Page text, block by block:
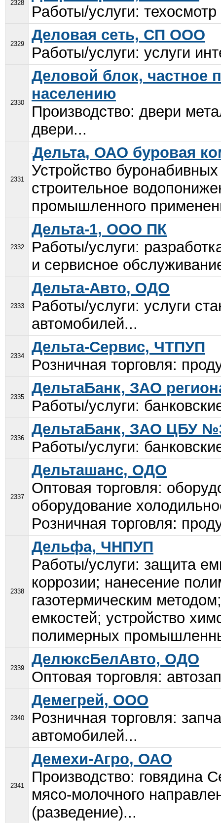
2328
Работы/услуги:
2329
Деловая сеть, СП ООО
Работы/услуги: услуги
2330
Деловой блок, частное
населению
Производство: двери
двери...
2331
Дельта, ОАО буровая
Устройство
строительное
промышленного
2332
Дельта-1, ООО ПК
Работы/услуги:
и сервисное
2333
Дельта-Авто, ОДО
Работы/услуги: услуги
автомобилей...
2334
Дельта-Сервис, ЧТПУП
Розничная торговля:
2335
ДельтаБанк, ЗАО
Работы/услуги:
2336
ДельтаБанк, ЗАО ЦБУ
Работы/услуги:
2337
Дельташанс, ОДО
Оптовая торговля:
оборудование
Розничная торговля:
2338
Дельфа, ЧНПУП
Работы/услуги: защита
коррозии; нанесение
газотермическим
емкостей; устройство
полимерных
2339
ДелюксБелАвто, ОДО
Оптовая торговля:
2340
Демегрей, ООО
Розничная торговля:
автомобилей...
2341
Демехи-Агро, ОАО
Производство: говядина
мясо-молочного
(разведение)...